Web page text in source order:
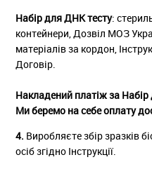
Набір для ДНК тесту:
контейнери, Дозвіл МОЗ
матеріалів за кордон,
Договір.
Накладений платіж за
Ми беремо на себе оплату
4. Виробляєте збір зразків
осіб згідно Інструкції.